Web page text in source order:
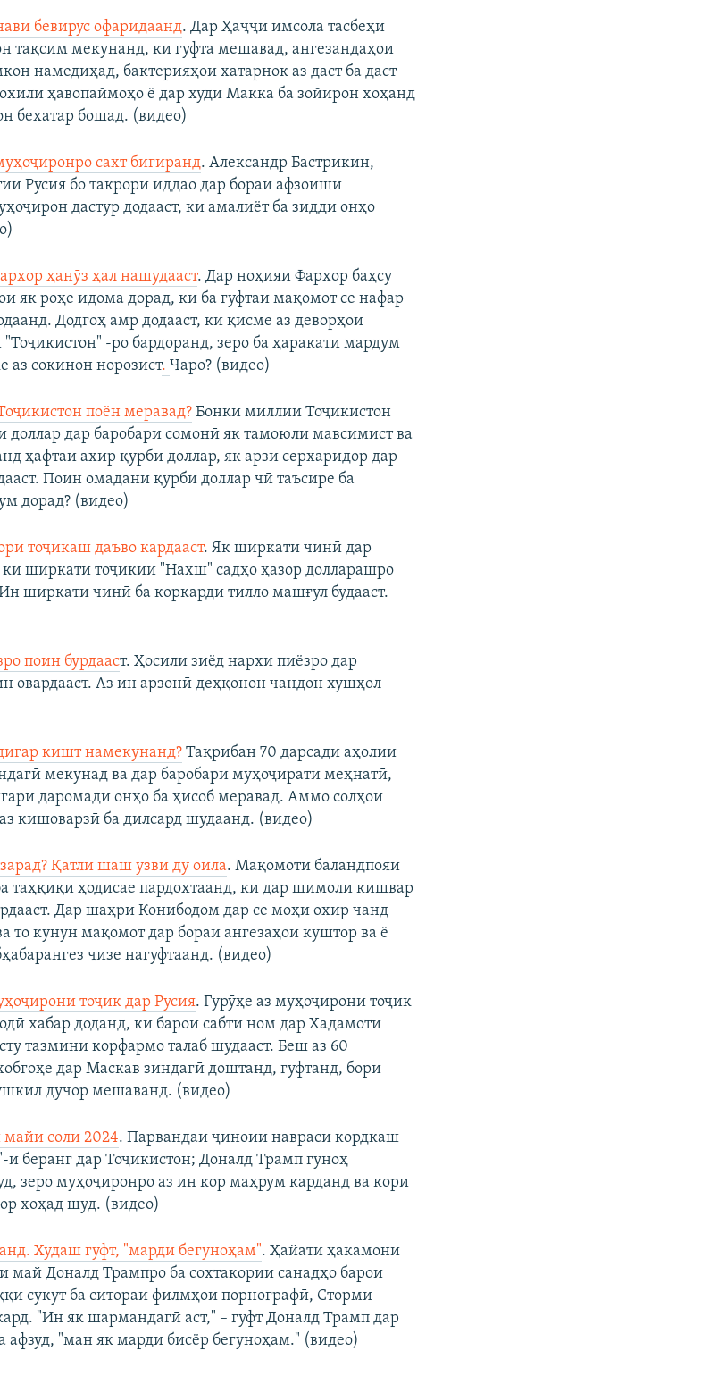
бевирус офаридаанд. Дар Ҳаҷҷи имсола тасбеҳи
тақсим мекунанд, ки гуфта мешавад, ангезандаҳои
намедиҳад, бактерияҳои хатарнок аз даст ба даст
ҳавопаймоҳо ё дар худи Макка ба зойирон хоҳанд
бехатар бошад. (видео)
сахт бигиранд. Александр Бастрикин,
Русия бо такрори иддао дар бораи афзоиши
дастур додааст, ки амалиёт ба зидди онҳо
ҳанӯз ҳал нашудааст. Дар ноҳияи Фархор баҳсу
як роҳе идома дорад, ки ба гуфтаи мақомот се нафар
Додгоҳ амр додааст, ки қисме аз деворҳои
-ро бардоранд, зеро ба ҳаракати мардум
аз сокинон норозист.Чаро? (видео)
поён меравад? Бонки миллии Тоҷикистон
доллар дар баробари сомонӣ як тамоюли мавсимист ва
ҳафтаи ахир қурби доллар, як арзи серхаридор дар
Поин омадани қурби доллар чӣ таъсире ба
дорад? (видео)
тоҷикаш даъво кардааст. Як ширкати чинӣ дар
ки ширкати тоҷикии "Нахш" садҳо ҳазор долларашро
ширкати чинӣ ба коркарди тилло машғул будааст.
поин бурдааст. Ҳосили зиёд нархи пиёзро дар
овардааст. Аз ин арзонӣ деҳқонон чандон хушҳол
кишт намекунанд? Тақрибан 70 дарсади аҳолии
мекунад ва дар баробари муҳоҷирати меҳнатӣ,
даромади онҳо ба ҳисоб меравад. Аммо солҳои
кишоварзӣ ба дилсард шудаанд. (видео)
Қатли шаш узви ду оила. Мақомоти баландпояи
таҳқиқи ҳодисае пардохтаанд, ки дар шимоли кишвар
Дар шаҳри Конибодом дар се моҳи охир чанд
то кунун мақомот дар бораи ангезаҳои куштор ва ё
чизе нагуфтаанд. (видео)
тоҷик дар Русия. Гурӯҳе аз муҳоҷирони тоҷик
хабар доданд, ки барои сабти ном дар Хадамоти
тазмини корфармо талаб шудааст. Беш аз 60
дар Маскав зиндагӣ доштанд, гуфтанд, бори
дучор мешаванд. (видео)
соли 2024. Парвандаи ҷиноии навраси кордкаш
беранг дар Тоҷикистон; Доналд Трамп гуноҳ
зеро муҳоҷиронро аз ин кор маҳрум карданд ва кори
хоҳад шуд. (видео)
Худаш гуфт, "марди бегуноҳам". Ҳайати ҳакамони
Доналд Трампро ба сохтакории санадҳо барои
сукут ба ситораи филмҳои порнографӣ, Сторми
"Ин як шармандагӣ аст," – гуфт Доналд Трамп дар
афзуд, "ман як марди бисёр бегуноҳам." (видео)